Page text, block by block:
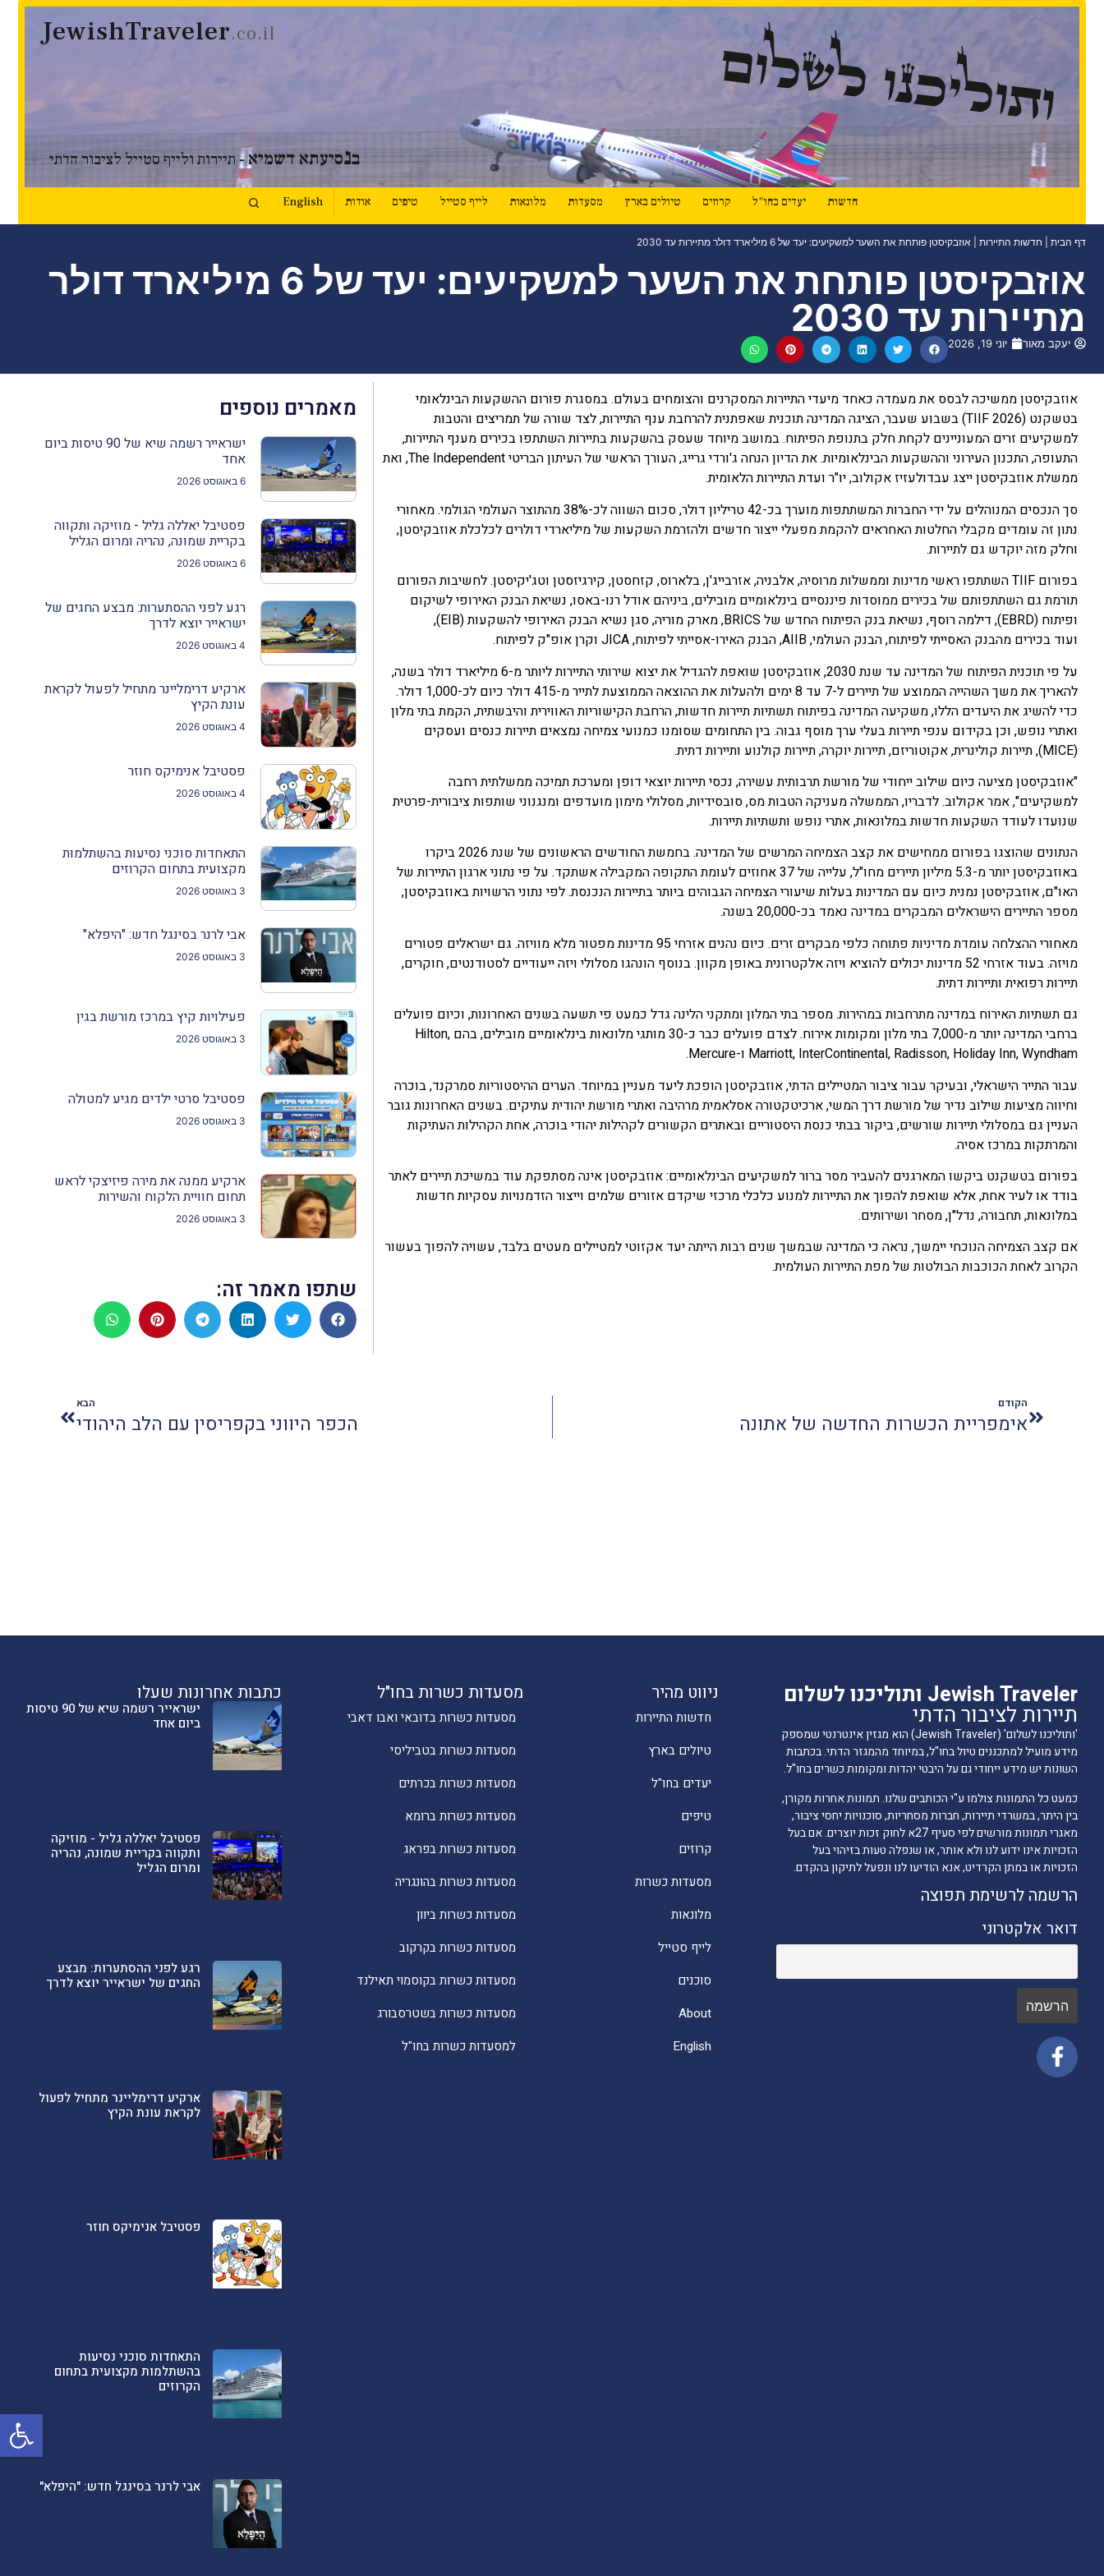
פתח
JewishTraveler.co.il ותוליכנו לשלום
בנסיעתא דשמיא- תיירות ולייף סטייל לציבור הדתי
חדשות יעדים בחו"ל קרוזים טיולים בארץ מסעדות מלונאות לייף סטייל טיפים אודות English
דף הבית חדשות התיירות אוזבקיסטן פותחת את השער למשקיעים: יעד של 6 מיליארד דולר מתיירות עד 2030
אוזבקיסטן פותחת את השער למשקיעים: יעד של 6 מיליארד דולר
מתיירות עד 2030
יעקב מאור יוני 19, 2026
אוזבקיסטן ממשיכה לבסס את מעמדה כאחד מיעדי התיירות המסקרנים והצומחים בעולם. במסגרת פורום ההשקעות הבינלאומי
בטשקנט (TIIF 2026) בשבוע שעבר, הציגה המדינה תוכנית שאפתנית להרחבת ענף התיירות, לצד שורה של תמריצים והטבות
למשקיעים זרים המעוניינים לקחת חלק בתנופת הפיתוח. במושב מיוחד שעסק בהשקעות בתיירות השתתפו בכירים מענף התיירות,
התעופה, התכנון העירוני וההשקעות הבינלאומיות. את הדיון הנחה ג'ורדי גרייג, העורך הראשי של העיתון הבריטי The Independent, ואת
ממשלת אוזבקיסטן ייצג עבדולעזיז אקולוב, יו"ר ועדת התיירות הלאומית.
סך הנכסים המנוהלים על ידי החברות המשתתפות מוערך בכ-42 טריליון דולר, סכום השווה לכ-38% מהתוצר העולמי הגולמי. מאחורי
נתון זה עומדים מקבלי החלטות האחראים להקמת מפעלי ייצור חדשים ולהזרמת השקעות של מיליארדי דולרים לכלכלת אוזבקיסטן,
וחלק מזה יוקדש גם לתיירות.
בפורום TIIF השתתפו ראשי מדינות וממשלות מרוסיה, אלבניה, אזרבייג'ן, בלארוס, קזחסטן, קירגיזסטן וטג'יקיסטן. לחשיבות הפורום
תורמת גם השתתפותם של בכירים ממוסדות פיננסיים בינלאומיים מובילים, ביניהם אודל רנו-באסו, נשיאת הבנק האירופי לשיקום
ופיתוח (EBRD), דילמה רוסף, נשיאת בנק הפיתוח החדש של BRICS, מארק מוריה, סגן נשיא הבנק האירופי להשקעות (EIB),
ועוד בכירים מהבנק האסייתי לפיתוח, הבנק העולמי, AIIB, הבנק האירו-אסייתי לפיתוח, JICA וקרן אופ"ק לפיתוח.
על פי תוכנית הפיתוח של המדינה עד שנת 2030, אוזבקיסטן שואפת להגדיל את יצוא שירותי התיירות ליותר מ-6 מיליארד דולר בשנה,
להאריך את משך השהייה הממוצע של תיירים ל-7 עד 8 ימים ולהעלות את ההוצאה הממוצעת לתייר מ-415 דולר כיום לכ-1,000 דולר.
כדי להשיג את היעדים הללו, משקיעה המדינה בפיתוח תשתיות תיירות חדשות, הרחבת הקישוריות האווירית והיבשתית, הקמת בתי מלון
ואתרי נופש, וכן בקידום ענפי תיירות בעלי ערך מוסף גבוה. בין התחומים שסומנו כמנועי צמיחה נמצאים תיירות כנסים ועסקים
(MICE), תיירות קולינרית, אקוטוריזם, תיירות יוקרה, תיירות קולנוע ותיירות דתית.
"אוזבקיסטן מציעה כיום שילוב ייחודי של מורשת תרבותית עשירה, נכסי תיירות יוצאי דופן ומערכת תמיכה ממשלתית רחבה
למשקיעים", אמר אקולוב. לדבריו, הממשלה מעניקה הטבות מס, סובסידיות, מסלולי מימון מועדפים ומנגנוני שותפות ציבורית-פרטית
שנועדו לעודד השקעות חדשות במלונאות, אתרי נופש ותשתיות תיירות.
הנתונים שהוצגו בפורום ממחישים את קצב הצמיחה המרשים של המדינה. בחמשת החודשים הראשונים של שנת 2026 ביקרו
באוזבקיסטן יותר מ-5.3 מיליון תיירים מחו"ל, עלייה של 37 אחוזים לעומת התקופה המקבילה אשתקד. על פי נתוני ארגון התיירות של
האו"ם, אוזבקיסטן נמנית כיום עם המדינות בעלות שיעורי הצמיחה הגבוהים ביותר בתיירות הנכנסת. לפי נתוני הרשויות באוזבקיסטן,
מספר התיירים הישראלים המבקרים במדינה נאמד בכ-20,000 בשנה.
מאחורי ההצלחה עומדת מדיניות פתוחה כלפי מבקרים זרים. כיום נהנים אזרחי 95 מדינות מפטור מלא מוויזה. גם ישראלים פטורים
מויזה. בעוד אזרחי 52 מדינות יכולים להוציא ויזה אלקטרונית באופן מקוון. בנוסף הונהגו מסלולי ויזה ייעודיים לסטודנטים, חוקרים,
תיירות רפואית ותיירות דתית.
גם תשתיות האירוח במדינה מתרחבות במהירות. מספר בתי המלון ומתקני הלינה גדל כמעט פי תשעה בשנים האחרונות, וכיום פועלים
ברחבי המדינה יותר מ-7,000 בתי מלון ומקומות אירוח. לצדם פועלים כבר כ-30 מותגי מלונאות בינלאומיים מובילים, בהם Hilton,
Marriott, InterContinental, Radisson, Holiday Inn, Wyndham ו-Mercure.
עבור התייר הישראלי, ובעיקר עבור ציבור המטיילים הדתי, אוזבקיסטן הופכת ליעד מעניין במיוחד. הערים ההיסטוריות סמרקנד, בוכרה
וחיווה מציעות שילוב נדיר של מורשת דרך המשי, ארכיטקטורה אסלאמית מרהיבה ואתרי מורשת יהודית עתיקים. בשנים האחרונות גובר
העניין גם במסלולי תיירות שורשים, ביקור בבתי כנסת היסטוריים ובאתרים הקשורים לקהילות יהודי בוכרה, אחת הקהילות העתיקות
והמרתקות במרכז אסיה.
בפורום בטשקנט ביקשו המארגנים להעביר מסר ברור למשקיעים הבינלאומיים: אוזבקיסטן אינה מסתפקת עוד במשיכת תיירים לאתר
בודד או לעיר אחת, אלא שואפת להפוך את התיירות למנוע כלכלי מרכזי שיקדם אזורים שלמים וייצור הזדמנויות עסקיות חדשות
במלונאות, תחבורה, נדל"ן, מסחר ושירותים.
אם קצב הצמיחה הנוכחי יימשך, נראה כי המדינה שבמשך שנים רבות הייתה יעד אקזוטי למטיילים מעטים בלבד, עשויה להפוך בעשור
הקרוב לאחת הכוכבות הבולטות של מפת התיירות העולמית.
מאמרים נוספים
ישראייר רשמה שיא של 90 טיסות ביום
אחד
6 באוגוסט 2026
פסטיבל יאללה גליל - מוזיקה ותקווה
בקריית שמונה, נהריה ומרום הגליל
6 באוגוסט 2026
רגע לפני ההסתערות: מבצע החגים של
ישראייר יוצא לדרך
4 באוגוסט 2026
ארקיע דרימליינר מתחיל לפעול לקראת
עונת הקיץ
4 באוגוסט 2026
פסטיבל אנימיקס חוזר
4 באוגוסט 2026
התאחדות סוכני נסיעות בהשתלמות
מקצועית בתחום הקרוזים
3 באוגוסט 2026
אבי לרנר בסינגל חדש: "היפלא"
3 באוגוסט 2026
פעילויות קיץ במרכז מורשת בגין
3 באוגוסט 2026
פסטיבל סרטי ילדים מגיע למטולה
3 באוגוסט 2026
ארקיע ממנה את מירה פיזיצקי לראש
תחום חוויית הלקוח והשירות
3 באוגוסט 2026
שתפו מאמר זה:
הקודם
אימפריית הכשרות החדשה של אתונה
הבא
הכפר היווני בקפריסין עם הלב היהודי
כתבות אחרונות שעלו
ישראייר רשמה שיא של 90 טיסות
ביום אחד
פסטיבל יאללה גליל - מוזיקה
ותקווה בקריית שמונה, נהריה
ומרום הגליל
רגע לפני ההסתערות: מבצע
החגים של ישראייר יוצא לדרך
ארקיע דרימליינר מתחיל לפעול
לקראת עונת הקיץ
פסטיבל אנימיקס חוזר
התאחדות סוכני נסיעות
בהשתלמות מקצועית בתחום
הקרוזים
אבי לרנר בסינגל חדש: "היפלא"
מסעדות כשרות בחו"ל
מסעדות כשרות בדובאי ואבו דאבי
מסעדות כשרות בטביליסי
מסעדות כשרות בכרתים
מסעדות כשרות ברומא
מסעדות כשרות בפראג
מסעדות כשרות בהונגריה
מסעדות כשרות ביוון
מסעדות כשרות בקרקוב
מסעדות כשרות בקוסמוי תאילנד
מסעדות כשרות בשטרסבורג
למסעדות כשרות בחו"ל
ניווט מהיר
חדשות התיירות
טיולים בארץ
יעדים בחו"ל
טיפים
קרוזים
מסעדות כשרות
מלונאות
לייף סטייל
סוכנים
About
English
Jewish Traveler ותוליכנו לשלום
תיירות לציבור הדתי
'ותוליכנו לשלום' (Jewish Traveler) הוא מגזין אינטרנטי שמספק
מידע מועיל למתכננים טיול בחו"ל, במיוחד מהמגזר הדתי. בכתבות
השונות יש מידע ייחודי גם על היבטי יהדות ומקומות כשרים בחו"ל.
כמעט כל התמונות צולמו ע"י הכותבים שלנו. תמונות אחרות מקורן,
בין היתר, במשרדי תיירות, חברות מסחריות, סוכנויות יחסי ציבור,
מאגרי תמונות מורשים לפי סעיף 27א לחוק זכות יוצרים. אם בעל
הזכויות אינו ידוע לנו ולא אותר, או שנפלה טעות בזיהוי בעל
הזכויות או במתן הקרדיט, אנא הודיעו לנו ונפעל לתיקון בהקדם.
הרשמה לרשימת תפוצה
דואר אלקטרוני